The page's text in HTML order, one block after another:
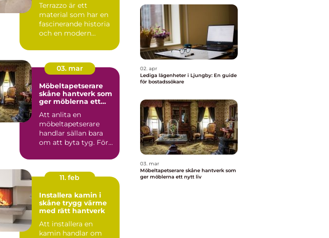
Terrazzo är ett
material som har en
fascinerande historia
och en modern
03. mar
Möbeltapetserare
skåne hantverk som
ger möblerna ett
Att anlita en
möbeltapetserare
handlar sällan bara
om att byta tyg. För
att be...
11. feb
Installera kamin i
skåne trygg värme
med rätt hantverk
Att installera en
kamin handlar om
02. apr
Lediga lägenheter i Ljungby: En guide
för bostadssökare
03. mar
Möbeltapetserare skåne hantverk som
ger möblerna ett nytt liv